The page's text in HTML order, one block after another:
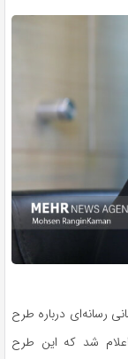
رسانه‌ای درباره طرح
شد که این طرح